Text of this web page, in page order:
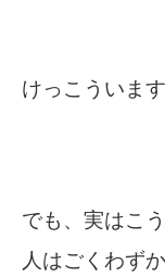
けっこういます
でも、実はこ
人はごくわずか